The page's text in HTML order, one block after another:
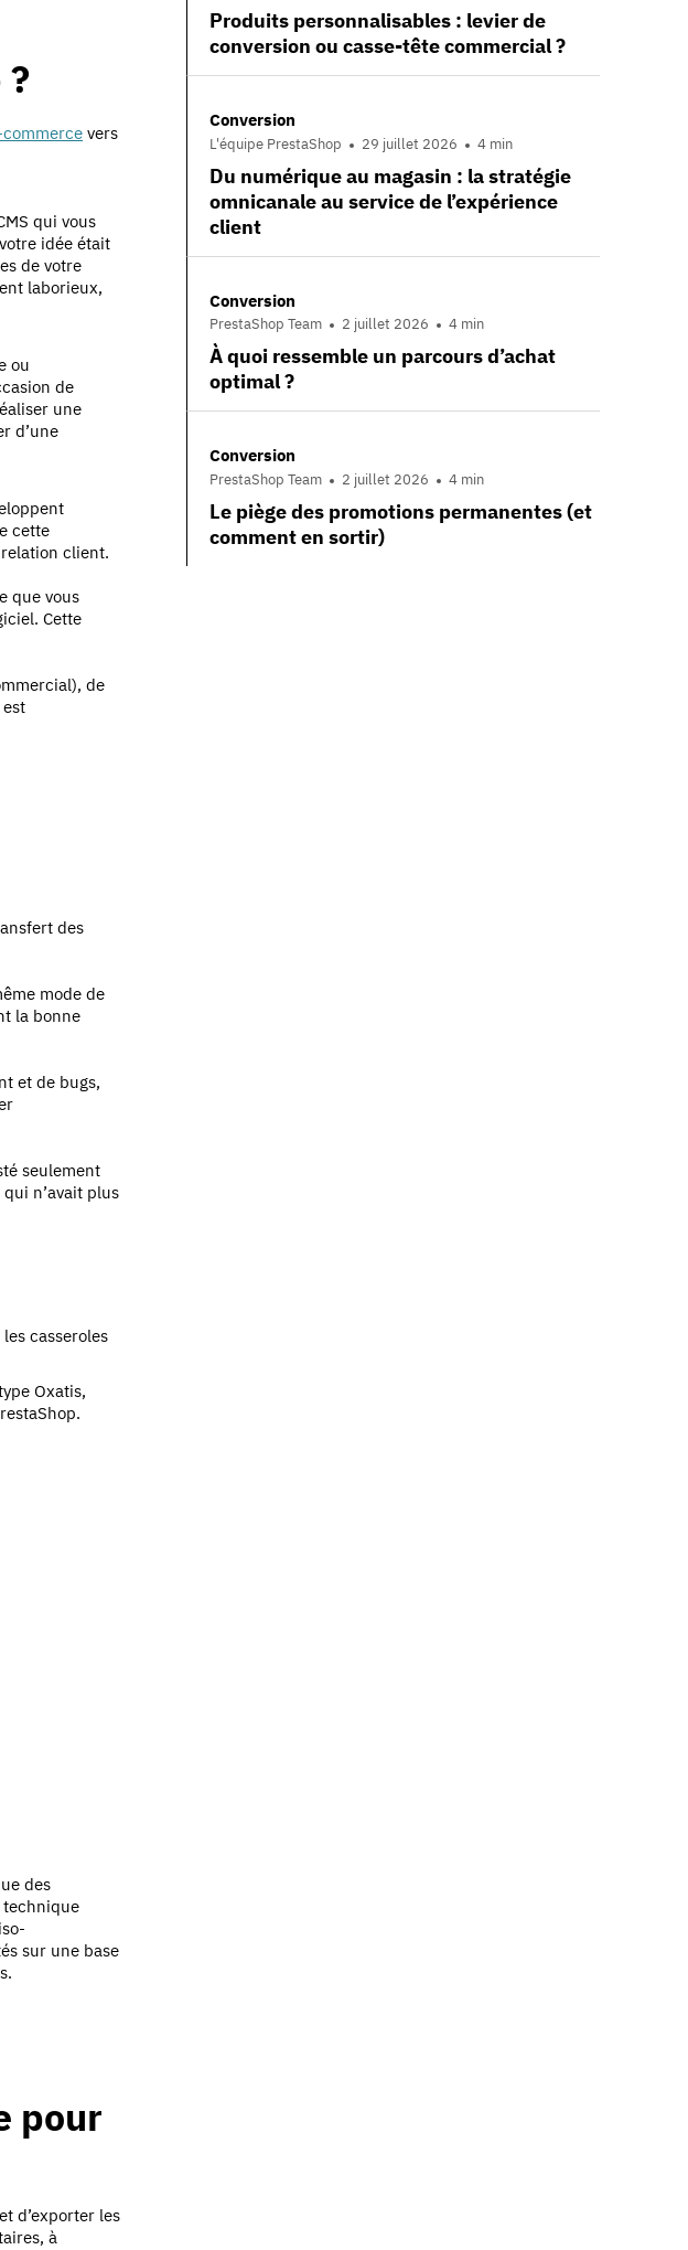
vers
qui vous
idée était
de votre
laborieux,
ou
de
une
d’une
cette
client.
que vous
Cette
de
des
mode de
la bonne
et de bugs,
seulement
n’avait plus
casseroles
Oxatis,
des
technique
sur une base
pour
d’exporter les
à
Produits personnalisables : levier de
conversion ou casse-tête commercial ?
Conversion
L'équipe PrestaShop 29 juillet 2026 4 min
Du numérique au magasin : la stratégie
omnicanale au service de l’expérience
client
Conversion
PrestaShop Team 2 juillet 2026 4 min
À quoi ressemble un parcours d’achat
optimal ?
Conversion
PrestaShop Team 2 juillet 2026 4 min
Le piège des promotions permanentes (et
comment en sortir)